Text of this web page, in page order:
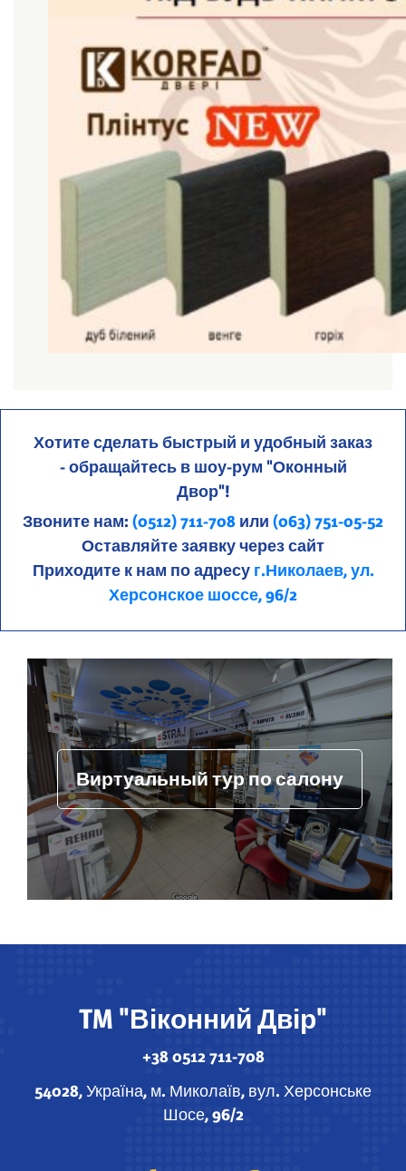
Хотите сделать быстрый и удобный заказ
- обращайтесь в шоу-рум "Оконный
Двор"!
Звоните нам: (0512) 711-708 или (063) 751-05-52
Оставляйте заявку через сайт
Приходите к нам по адресу г.Николаев, ул.
Херсонское шоссе, 96/2
Виртуальный тур по салону
TM "Віконний Двір"
+38 0512 711-708
54028, Україна, м. Миколаїв, вул. Херсонське
Шосе, 96/2